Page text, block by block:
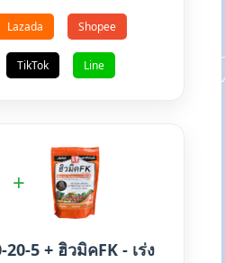
Lazada Shopee
TikTok Line
+
5 + ฮิวมิคFK - เร่ง